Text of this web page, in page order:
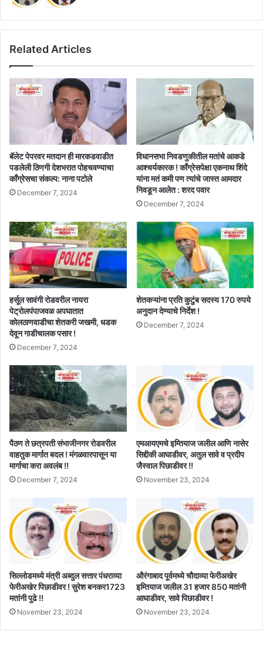
Related Articles
बॅलेट पेपरवर मतदान ही मारकडवाडीत
पडलेली ठिणगी देशभरात पोहचवण्याचा
काँग्रेसचा संकल्प: नाना पटोले
December 7, 2024
विधानसभा निवडणुकीतील मतांचे आकडे
आश्चर्यकारक ! काँग्रेसपेक्षा एकनाथ शिंदे
यांना मतं कमी पण त्यांचे जास्त आमदार
निवडून आलेत : शरद पवार
December 7, 2024
हर्सूल सावंगी रोडवरील नायरा
पेट्रोलपंपाजवळ अपघातात
कोलठाणवाडीचा शेतकरी जखमी, धडक
देवून गाडीचालक पसार !
December 7, 2024
शेतकऱ्यांना प्रति कुटुंब सदस्य 170 रुपये
अनुदान देण्याचे निर्देश !
December 7, 2024
पैठण ते छत्रपती संभाजीनगर रोडवरील
वाहतुक मार्गात बदल ! मंगळवारपासून या
मार्गाचा करा अवलंब !!
December 7, 2024
एमआयएमचे इम्तियाज जलील आणि नासेर
सिद्दीकी आघाडीवर, अतुल सावे व प्रदीप
जैस्वाल पिछाडीवर !!
November 23, 2024
सिल्लोडमध्ये मंत्री अब्दुल सत्तार पंधराव्या
फेरीअखेर पिछाडीवर ! सुरेश बनकर1723
मतांनी पुढे !!
November 23, 2024
औरंगाबाद पूर्वमध्ये चौदाव्या फेरीअखेर
इम्तियाज जलील 31 हजार 850 मतांनी
आघाडीवर, सावे पिछाडीवर !
November 23, 2024